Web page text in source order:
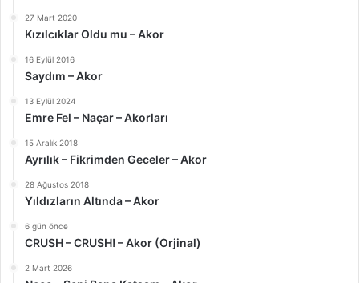
27 Mart 2020
Kızılcıklar Oldu mu – Akor
16 Eylül 2016
Saydım – Akor
13 Eylül 2024
Emre Fel – Naçar – Akorları
15 Aralık 2018
Ayrılık – Fikrimden Geceler – Akor
28 Ağustos 2018
Yıldızların Altında – Akor
6 gün önce
CRUSH – CRUSH! – Akor (Orjinal)
2 Mart 2026